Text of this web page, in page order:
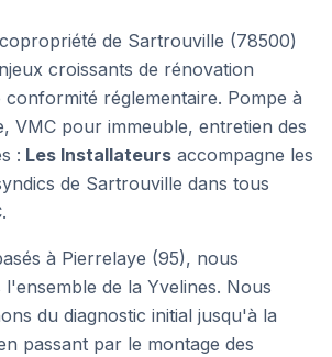
de Sartrouville (78500)
croissants de rénovation
conformité réglementaire. Pompe à
VMC pour immeuble, entretien des
: Les Installateurs accompagne les
de Sartrouville dans tous
à Pierrelaye (95), nous
de la Yvelines. Nous
du diagnostic initial jusqu'à la
passant par le montage des